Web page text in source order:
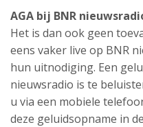
AGA bij BNR
Het is dan ook geen
eens vaker live op BNR
hun uitnodiging. Een
nieuwsradio is te
u via een mobiele
deze geluidsopname in